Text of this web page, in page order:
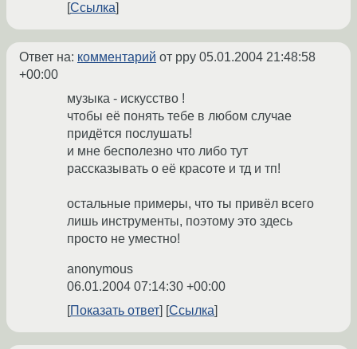
Ссылка
Ответ на: комментарий от ppy 05.01.2004 21:48:58
+00:00
музыка - искусство !
чтобы её понять тебе в любом случае
придётся послушать!
и мне бесполезно что либо тут
рассказывать о её красоте и тд и тп!
остальные примеры, что ты привёл всего
лишь инструменты, поэтому это здесь
просто не уместно!
anonymous
06.01.2004 07:14:30 +00:00
Показать ответ
Ссылка